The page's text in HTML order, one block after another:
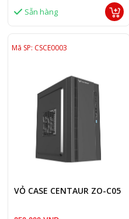
Sẵn hàng
Mã SP: CSCE0003
VỎ CASE CENTAUR ZO-C05